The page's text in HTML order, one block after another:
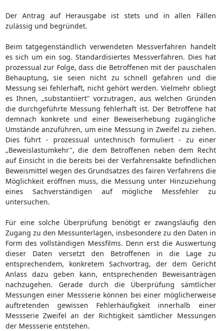
Der Antrag auf Herausgabe ist stets und in allen Fällen
zulässig und begründet.
Beim tatgegenständlich verwendeten Messverfahren handelt
es sich um ein sog. Standardisiertes Messverfahren. Dies hat
prozessual zur Folge, dass die Betroffenen mit der pauschalen
Behauptung, sie seien nicht zu schnell gefahren und die
Messung sei fehlerhaft, nicht gehört werden. Vielmehr obliegt
es Ihnen, „substantiiert" vorzutragen, aus welchen Gründen
die durchgeführte Messung fehlerhaft ist. Der Betroffene hat
demnach konkrete und einer Beweiserhebung zugängliche
Umstände anzuführen, um eine Messung in Zweifel zu ziehen.
Dies führt - prozessual untechnisch formuliert - zu einer
„Beweislastumkehr", die dem Betroffenen neben dem Recht
auf Einsicht in die bereits bei der Verfahrensakte befindlichen
Beweismittel wegen des Grundsatzes des fairen Verfahrens die
Möglichkeit eröffnen muss, die Messung unter Hinzuziehung
eines Sachverständigen auf mögliche Messfehler zu
untersuchen.
Für eine solche Überprüfung benötigt er zwangsläufig den
Zugang zu den Messunterlagen, insbesondere zu den Daten in
Form des vollständigen Messfilms. Denn erst die Auswertung
dieser Daten versetzt den Betroffenen in die Lage zu
entsprechendem, konkretem Sachvortrag, der dem Gericht
Anlass dazu geben kann, entsprechenden Beweisanträgen
nachzugehen. Gerade durch die Überprüfung sämtlicher
Messungen einer Messserie können bei einer möglicherweise
auftretenden gewissen Fehlerhäufigkeit innerhalb einer
Messserie Zweifel an der Richtigkeit sämtlicher Messungen
der Messserie entstehen.